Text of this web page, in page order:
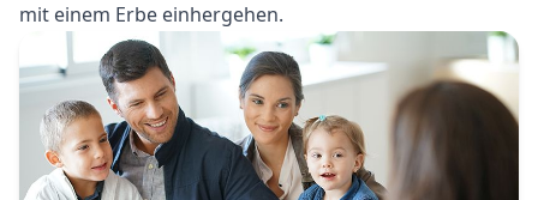
mit einem Erbe einhergehen.